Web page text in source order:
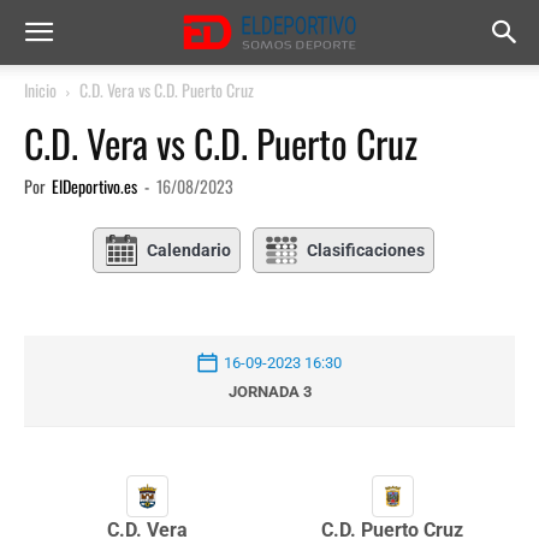
Inicio C.D. Vera vs C.D. Puerto Cruz
C.D. Vera vs C.D. Puerto Cruz
Por ElDeportivo.es - 16/08/2023
Calendario Clasificaciones
16-09-2023 16:30
JORNADA 3
C.D. Vera C.D. Puerto Cruz